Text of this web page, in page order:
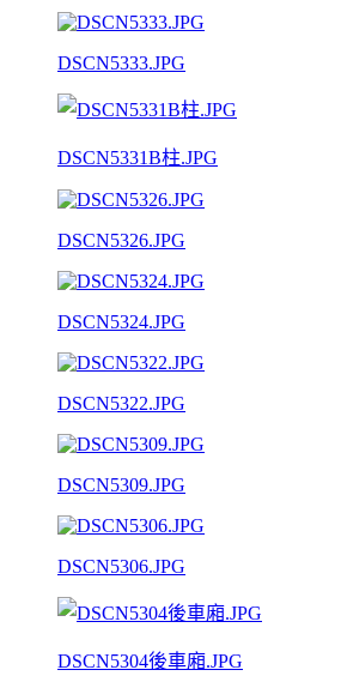
DSCN5333.JPG
DSCN5331B柱.JPG
DSCN5326.JPG
DSCN5324.JPG
DSCN5322.JPG
DSCN5309.JPG
DSCN5306.JPG
DSCN5304後車廂.JPG